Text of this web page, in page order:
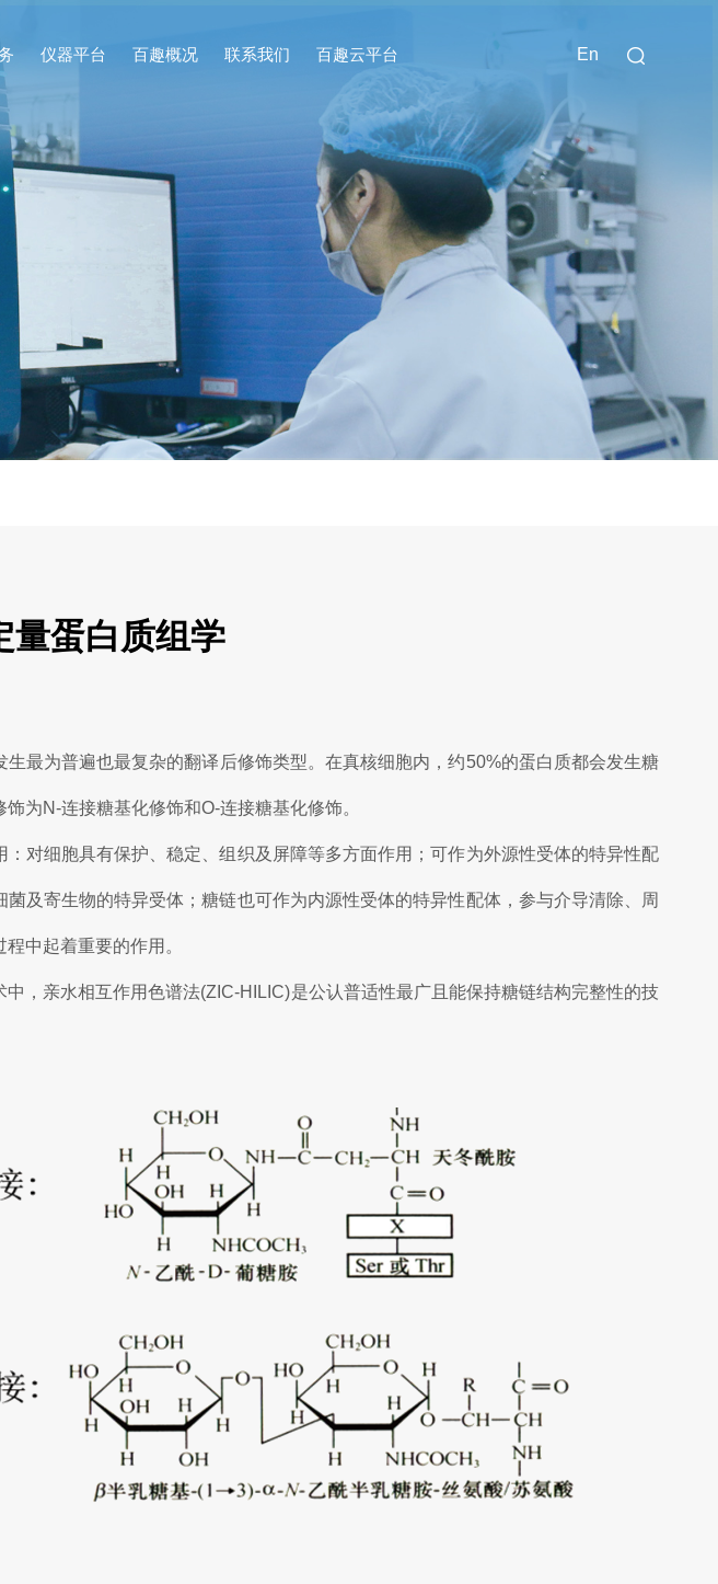
En
仪器平台 百趣概况 联系我们 百趣云平台
量蛋白质组学
最为普遍也最复杂的翻译后修饰类型。在真核细胞内，约50%的蛋白质都会发生糖
为N-连接糖基化修饰和O-连接糖基化修饰。
对细胞具有保护、稳定、组织及屏障等多方面作用；可作为外源性受体的特异性配
及寄生物的特异受体；糖链也可作为内源性受体的特异性配体，参与介导清除、周
中起着重要的作用。
，亲水相互作用色谱法(ZIC-HILIC)是公认普适性最广且能保持糖链结构完整性的技